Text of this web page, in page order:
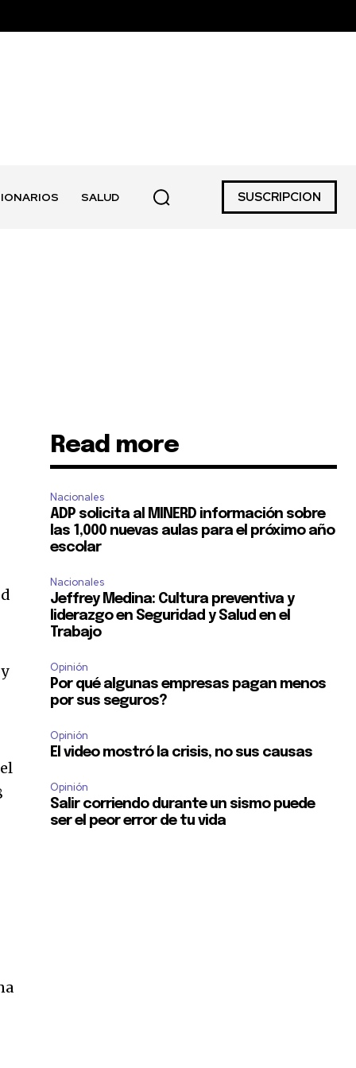
SALUD SUSCRIPCION
Read more
Nacionales
ADP solicita al MINERD información sobre
las 1,000 nuevas aulas para el próximo año
escolar
Nacionales
Jeffrey Medina: Cultura preventiva y
liderazgo en Seguridad y Salud en el
Trabajo
Opinión
Por qué algunas empresas pagan menos
por sus seguros?
Opinión
El video mostró la crisis, no sus causas
Opinión
Salir corriendo durante un sismo puede
ser el peor error de tu vida